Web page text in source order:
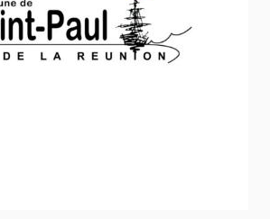
Ville de Saint-Paul